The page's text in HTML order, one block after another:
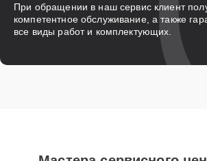
При обращении в наш сервис клиент
компетентное обслуживание, а также
все виды работ и комплектующих.